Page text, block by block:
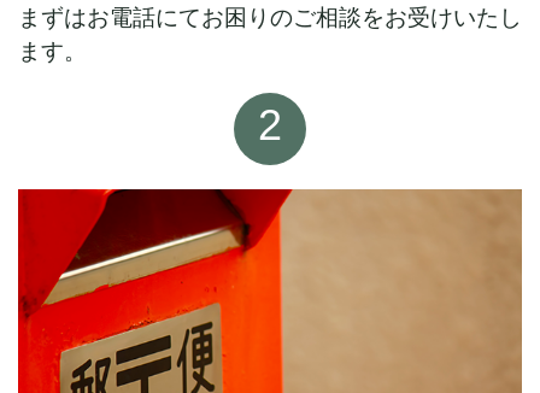
まずはお電話にてお困りのご相談をお受けいたし
ます。
2